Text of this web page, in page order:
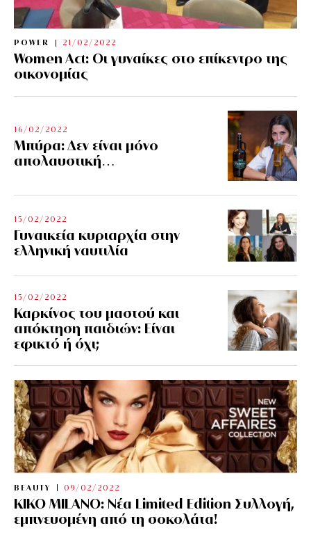
POWER 21/02/2022
Women Act: Οι γυναίκες στο επίκεντρο της
οικονομίας
16/02/2022
Μπύρα: Δεν είναι μόνο
απολαυστική…
15/02/2022
Γυναικεία κυριαρχία στην
ελληνική ναυτιλία
15/02/2022
Καρκίνος του μαστού και
απόκτηση παιδιών: Είναι
εφικτό ή όχι;
BEAUTY 09/02/2022
KIKO MILANO: Νέα Limited Edition Συλλογή,
εμπνευσμένη από τη σοκολάτα!